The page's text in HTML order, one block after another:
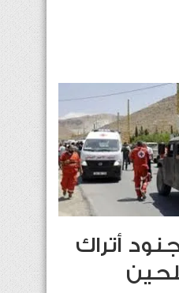
أتراك